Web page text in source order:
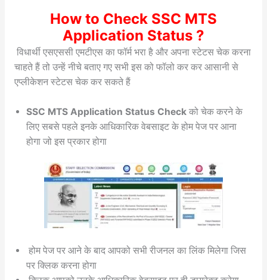
How to Check SSC MTS
Application Status ?
विधार्थी एसएससी एमटीएस का फॉर्म भरा है और अपना स्टेटस चेक करना
चाहते हैं तो उन्हें नीचे बताए गए सभी इस को फॉलो कर कर आसानी से
एप्लीकेशन स्टेटस चेक कर सकते हैं
SSC MTS Application Status Check को चेक करने के
लिए सबसे पहले इनके आधिकारिक वेबसाइट के होम पेज पर आना
होगा जो इस प्रकार होगा
होम पेज पर आने के बाद आपको सभी रीजनल का लिंक मिलेगा जिस
पर क्लिक करना होगा